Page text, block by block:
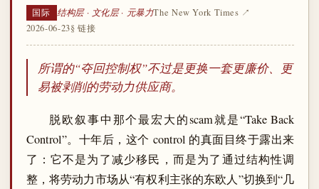
国际 结构层 · 文化层 · 元暴力The New York Times ↗
2026-06-23§ 链接
所谓的“夺回控制权”不过是更换一套更廉价、更
易被剥削的劳动力供应商。
脱欧叙事中那个最宏大的scam就是“Take Back
Control”。十年后，这个 control 的真面目终于露出来
了：它不是为了减少移民，而是为了通过结构性调
整，将劳动力市场从“有权利主张的东欧人”切换到“几